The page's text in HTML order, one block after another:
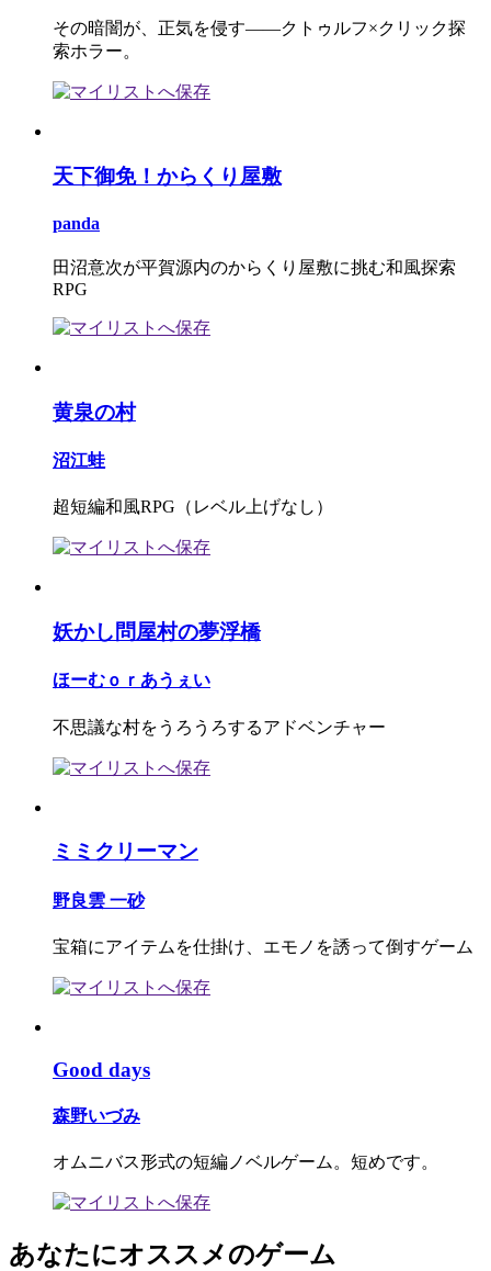
その暗闇が、正気を侵す――クトゥルフ×クリック探
索ホラー。
天下御免！からくり屋敷
panda
田沼意次が平賀源内のからくり屋敷に挑む和風探索
RPG
黄泉の村
沼江蛙
超短編和風RPG（レベル上げなし）
妖かし問屋村の夢浮橋
ほーむｏｒあうぇい
不思議な村をうろうろするアドベンチャー
ミミクリーマン
野良雲 一砂
宝箱にアイテムを仕掛け、エモノを誘って倒すゲーム
Good days
森野いづみ
オムニバス形式の短編ノベルゲーム。短めです。
あなたにオススメのゲーム